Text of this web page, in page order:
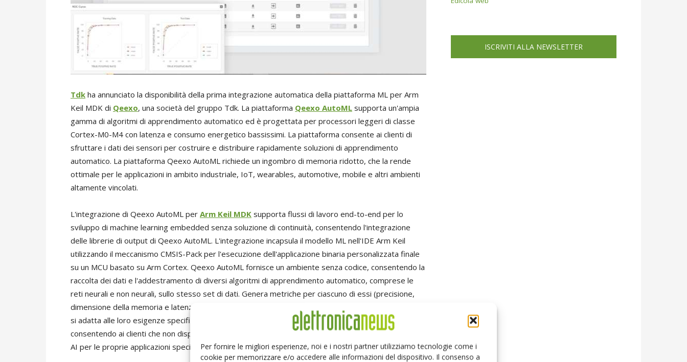
Per fornire le migliori esperienze, noi e i nostri partner utilizziamo tecnologie come i
cookie per memorizzare e/o accedere alle informazioni del dispositivo. Il consenso a
Tdk ha annunciato la disponibilità della prima integrazione automatica della piattaforma ML per Arm
Keil MDK di Qeexo, una società del gruppo Tdk. La piattaforma Qeexo AutoML supporta un'ampia
gamma di algoritmi di apprendimento automatico ed è progettata per processori leggeri di classe
Cortex-M0-M4 con latenza e consumo energetico bassissimi. La piattaforma consente ai clienti di
sfruttare i dati dei sensori per costruire e distribuire rapidamente soluzioni di apprendimento
automatico. La piattaforma Qeexo AutoML richiede un ingombro di memoria ridotto, che la rende
ottimale per le applicazioni in ambito industriale, IoT, wearables, automotive, mobile e altri ambienti
altamente vincolati.
L'integrazione di Qeexo AutoML per Arm Keil MDK supporta flussi di lavoro end-to-end per lo
sviluppo di machine learning embedded senza soluzione di continuità, consentendo l'integrazione
delle librerie di output di Qeexo AutoML. L'integrazione incapsula il modello ML nell'IDE Arm Keil
utilizzando il meccanismo CMSIS-Pack per l'esecuzione dell'applicazione binaria personalizzata finale
su un MCU basato su Arm Cortex. Qeexo AutoML fornisce un ambiente senza codice, consentendo la
raccolta dei dati e l'addestramento di diversi algoritmi di apprendimento automatico, comprese le
reti neurali e non neurali, sullo stesso set di dati. Genera metriche per ciascuno di essi (precisione,
dimensione della memoria e latenza), in modo che gli utenti possano scegliere il modello che meglio
si adatta alle loro esigenze specifiche. Qeexo AutoML semplifica l'automazione intuitiva dei processi,
consentendo ai clienti che non dispongono di preziose risorse di ML di progettare funzionalità Edge
AI per le proprie applicazioni specifiche.
ISCRIVITI ALLA NEWSLETTER